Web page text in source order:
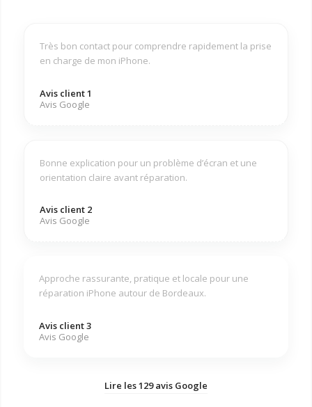
Très bon contact pour comprendre rapidement la prise
en charge de mon iPhone.
Avis client 1
Avis Google
Bonne explication pour un problème d’écran et une
orientation claire avant réparation.
Avis client 2
Avis Google
Approche rassurante, pratique et locale pour une
réparation iPhone autour de Bordeaux.
Avis client 3
Avis Google
Lire les 129 avis Google